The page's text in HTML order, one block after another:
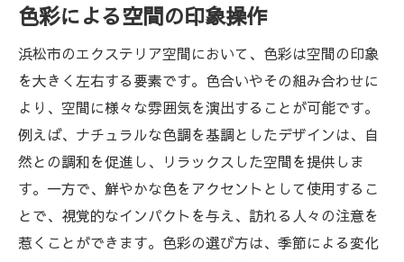
色彩による空間の印象操作
浜松市のエクステリア空間において、色彩は空間の印象
を大きく左右する要素です。色合いやその組み合わせに
より、空間に様々な雰囲気を演出することが可能です。
例えば、ナチュラルな色調を基調としたデザインは、自
然との調和を促進し、リラックスした空間を提供しま
す。一方で、鮮やかな色をアクセントとして使用するこ
とで、視覚的なインパクトを与え、訪れる人々の注意を
惹くことができます。色彩の選び方は、季節による変化